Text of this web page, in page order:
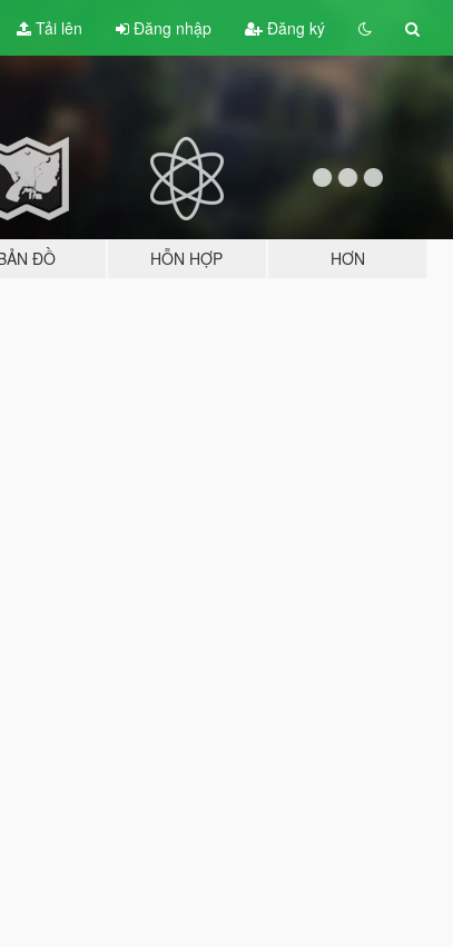
Tải lên Đăng nhập Đăng ký
ĐỒ HỖN HỢP HƠN